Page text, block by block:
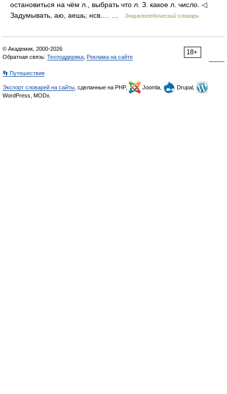
остановиться на чём л., выбрать что л. З. какое л. число. ◁
Задумывать, аю, аешь; нсв.… …
Энциклопедический словарь
18+
© Академик, 2000-2026
Обратная связь: Техподдержка Реклама на сайте
👣 Путешествия
Экспорт словарей на сайты , сделанные на PHP, Joomla,
Drupal,
WordPress, MODx.